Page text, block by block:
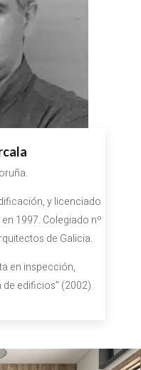
y licenciado
1997. Colegiado nº
de Galicia.
en inspección,
edificios” (2002)